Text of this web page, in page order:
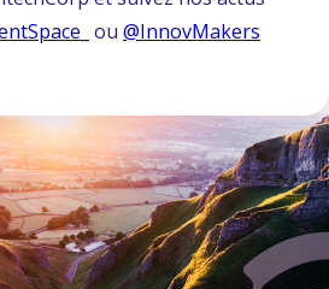
ou @InnovMakers